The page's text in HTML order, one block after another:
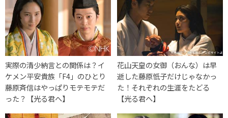
実際の清少納言との関係は？イ
ケメン平安貴族「F4」のひとり
藤原斉信はやっぱりモテモテだ
った？【光る君へ】
花山天皇の女御（おんな）は早
逝した藤原忯子だけじゃなかっ
た！それぞれの生涯をたどる
【光る君へ】